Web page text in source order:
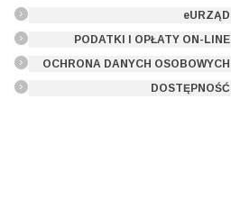
eURZĄD
PODATKI I OPŁATY ON-LINE
OCHRONA DANYCH OSOBOWYCH
DOSTĘPNOŚĆ